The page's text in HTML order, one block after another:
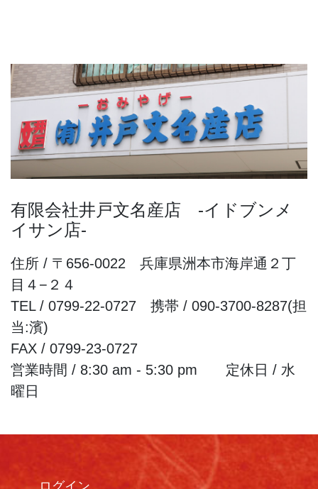
有限会社井戸文名産店 -イドブンメ
イサン店-
住所 / 〒656-0022 兵庫県洲本市海岸通２丁
目４−２４
TEL / 0799-22-0727 携帯 / 090-3700-8287(担
当:濱)
FAX / 0799-23-0727
営業時間 / 8:30 am - 5:30 pm 定休日 / 水
曜日